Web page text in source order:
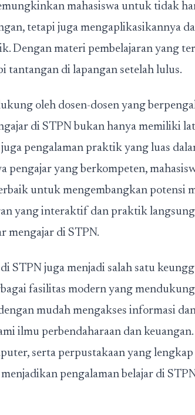
mahasiswa untuk tidak
tetapi juga mengaplikasikannya
Dengan materi pembelajaran yang
tantangan di lapangan setelah lulus.
oleh dosen-dosen yang
di STPN bukan hanya memiliki
pengalaman praktik yang luas
pengajar yang berkompeten,
untuk mengembangkan potensi
yang interaktif dan praktik
mengajar di STPN.
STPN juga menjadi salah satu
fasilitas modern yang mendukung
mudah mengakses informasi
ilmu perbendaharaan dan keuangan.
serta perpustakaan yang lengkap
pengalaman belajar di